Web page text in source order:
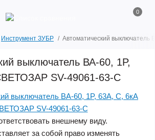
0
Инструмент ЗУБР Автоматический
выключатель ВА-60, 1P,
SV-49061-63-C
внешнему виду.
за собой право изменять